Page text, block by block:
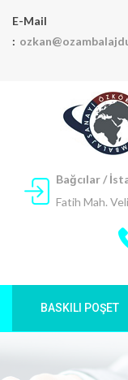
E-Mail
:
Bağcılar /
Fatih Mah.
BASKILI POŞET